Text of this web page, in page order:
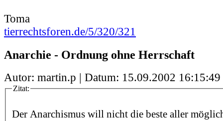
Toma
tierrechtsforen.de/5/320/321
Anarchie - Ordnung ohne Herrschaft
Autor: martin.p | Datum: 15.09.2002 16:15:49
Zitat:
Der Anarchismus will nicht die beste aller